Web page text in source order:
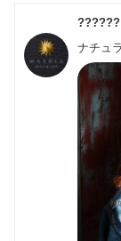
??????
ナチュ